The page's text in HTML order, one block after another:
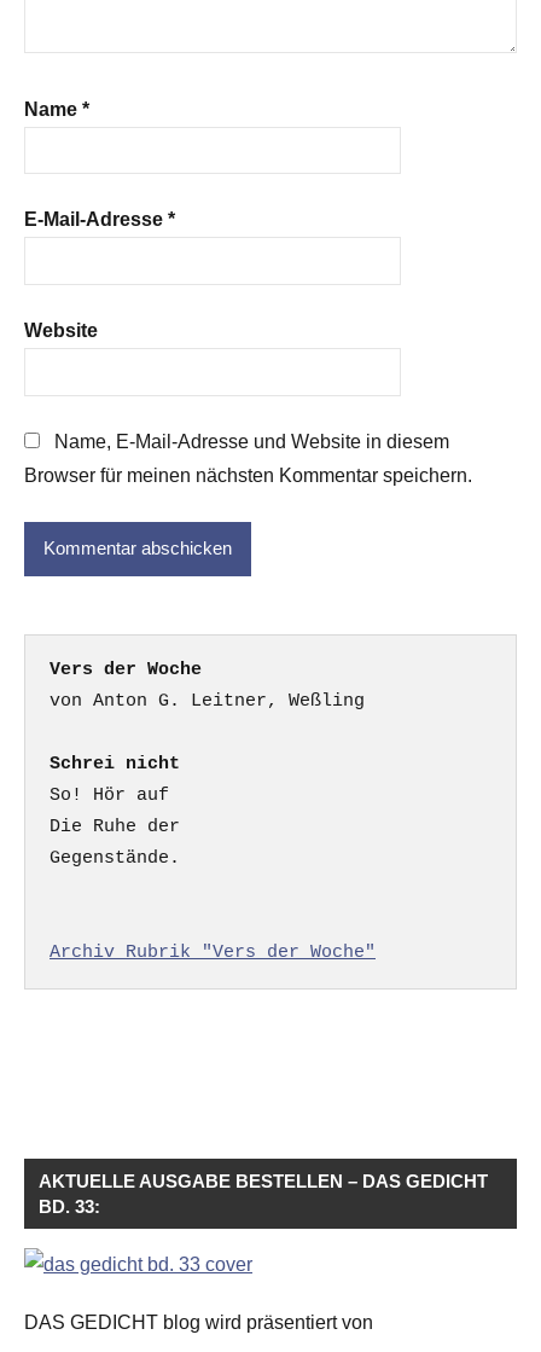
Name *
E-Mail-Adresse *
Website
Name, E-Mail-Adresse und Website in diesem
Browser für meinen nächsten Kommentar speichern.
Vers der Woche
Schrei nicht
So! Hör auf
Die Ruhe der
Gegenstände.
Archiv Rubrik "Vers der Woche"
AKTUELLE AUSGABE BESTELLEN – DAS GEDICHT
BD. 33:
DAS GEDICHT blog wird präsentiert von